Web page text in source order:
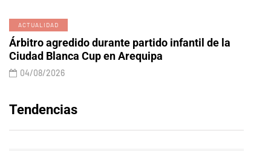
ACTUALIDAD
Árbitro agredido durante partido infantil de la
Ciudad Blanca Cup en Arequipa
04/08/2026
Tendencias